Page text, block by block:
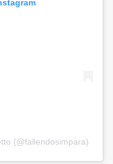
(@fallendosimpara)